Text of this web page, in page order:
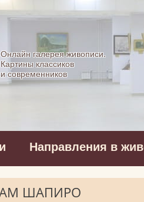
Allpainters.ru - картинная галерея
Онлайн галерея живописи.
Картины классиков
и современников
Направления в
ШАПИРО